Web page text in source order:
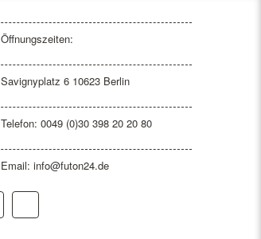
Öffnungszeiten:
Savignyplatz 6 10623 Berlin
Telefon: 0049 (0)30 398 20 20 80
Email: info@futon24.de